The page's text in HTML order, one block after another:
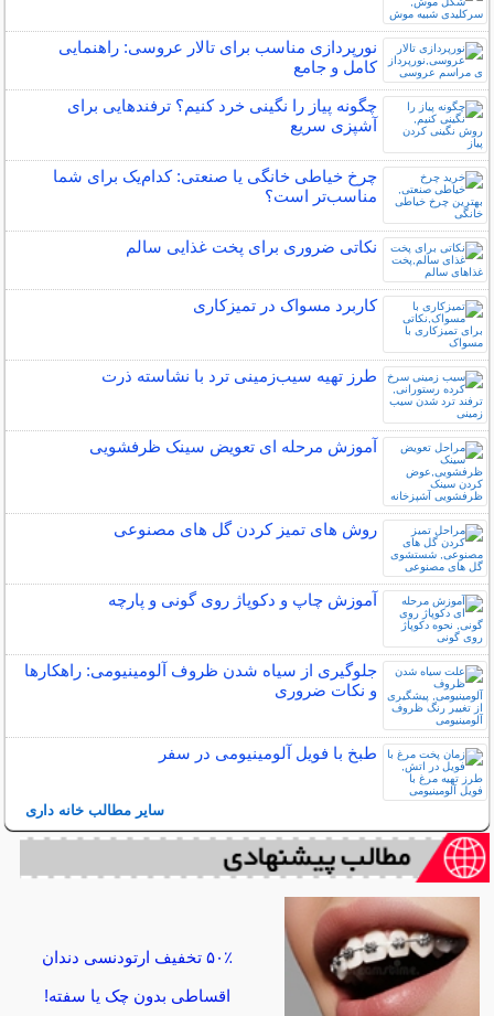
نورپردازی مناسب برای تالار عروسی: راهنمایی
کامل و جامع
چگونه پیاز را نگینی خرد کنیم؟ ترفندهایی برای
آشپزی سریع
چرخ خیاطی خانگی یا صنعتی: کدام‌یک برای شما
مناسب‌تر است؟
نکاتی ضروری برای پخت غذایی سالم
کاربرد مسواک در تمیزکاری
طرز تهیه سیب‌زمینی ترد با نشاسته ذرت
آموزش مرحله ای تعویض سینک ظرفشویی
روش های تمیز کردن گل های مصنوعی
آموزش چاپ و دکوپاژ روی گونی و پارچه
جلوگیری از سیاه شدن ظروف آلومینیومی: راهکارها
و نکات ضروری
طبخ با فویل آلومینیومی در سفر
سایر مطالب خانه داری
۵۰٪ تخفیف ارتودنسی دندان
اقساطی بدون چک یا سفته!